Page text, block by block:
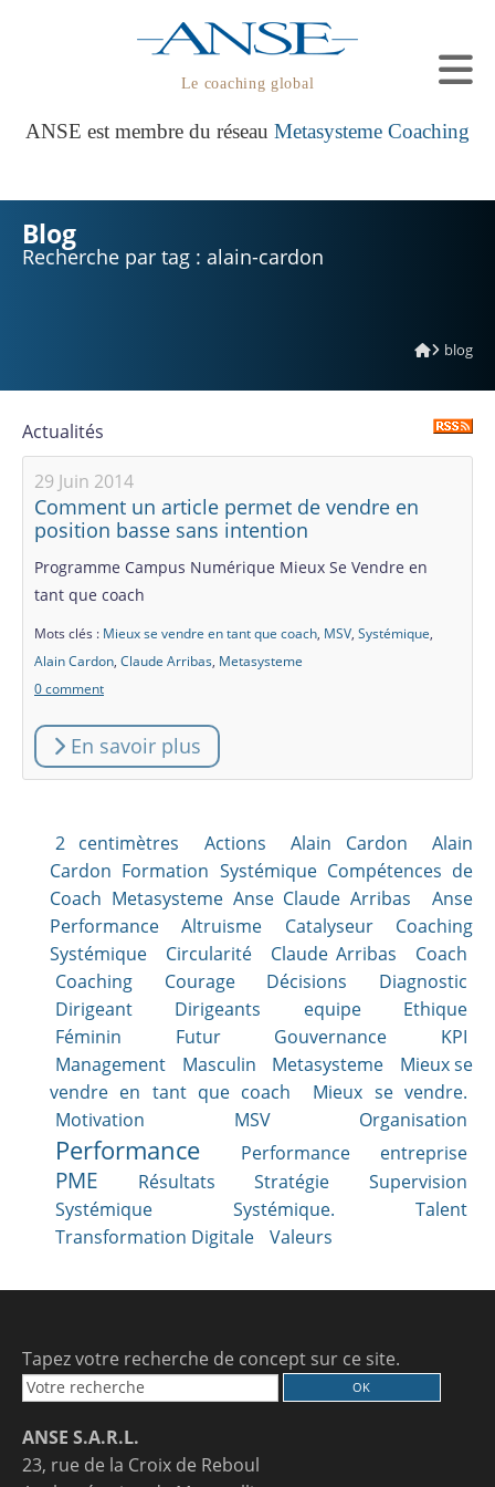
Le coaching global
ANSE est membre du réseau Metasysteme Coaching
Blog
Recherche par tag : alain-cardon
blog
Actualités
29 Juin 2014
Comment un article permet de vendre en
position basse sans intention
Programme Campus Numérique Mieux Se Vendre en
tant que coach
Mots clés : Mieux se vendre en tant que coach, MSV, Systémique,
Alain Cardon, Claude Arribas, Metasysteme
0 comment
En savoir plus
2 centimètres Actions Alain Cardon
Alain
Cardon Formation Systémique Compétences de
Coach Metasysteme Anse Claude Arribas
Anse
Performance Altruisme Catalyseur Coaching
Systémique
Circularité Claude Arribas
Coach
Coaching
Courage Décisions
Diagnostic
Dirigeant
Dirigeants equipe
Ethique
Féminin
Futur Gouvernance
KPI
Management
Masculin Metasysteme
Mieux se
vendre en tant que coach
Mieux se vendre.
Motivation
MSV Organisation
Performance Performance entreprise
PME Résultats Stratégie
Supervision
Systémique
Systémique.
Talent
Transformation Digitale
Valeurs
Tapez votre recherche de concept sur ce site.
ANSE S.A.R.L.
23, rue de la Croix de Reboul